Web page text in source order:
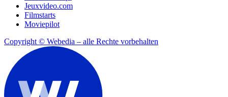
Jeuxvideo.com
Filmstarts
Moviepilot
Copyright © Webedia – alle Rechte vorbehalten